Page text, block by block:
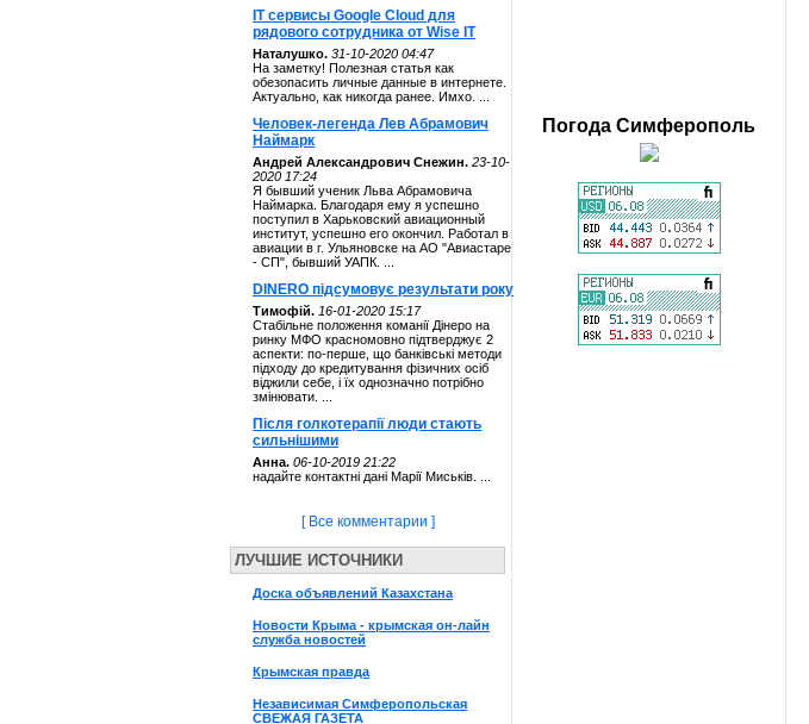
IT сервисы Google Cloud для
рядового сотрудника от Wise IT
Наталушко. 31-10-2020 04:47
На заметку! Полезная статья как
обезопасить личные данные в интернете.
Актуально, как никогда ранее. Имхо. ...
Человек-легенда Лев Абрамович
Наймарк
Андрей Александрович Снежин. 23-10-
2020 17:24
Я бывший ученик Льва Абрамовича
Наймарка. Благодаря ему я успешно
поступил в Харьковский авиационный
институт, успешно его окончил. Работал в
авиации в г. Ульяновске на АО "Авиастаре
- СП", бывший УАПК. ...
DINERO підсумовує результати року
Тимофій. 16-01-2020 15:17
Стабільне положення команії Дінеро на
ринку МФО красномовно підтверджує 2
аспекти: по-перше, що банківські методи
підходу до кредитування фізичних осіб
віджили себе, і їх однозначно потрібно
змінювати. ...
Після голкотерапії люди стають
сильнішими
Анна. 06-10-2019 21:22
надайте контактні дані Марії Миськів. ...
[ Все комментарии ]
ЛУЧШИЕ ИСТОЧНИКИ
Доска объявлений Казахстана
Новости Крыма - крымская он-лайн
служба новостей
Крымская правда
Независимая Симферопольская
СВЕЖАЯ ГАЗЕТА
Погода Симферополь